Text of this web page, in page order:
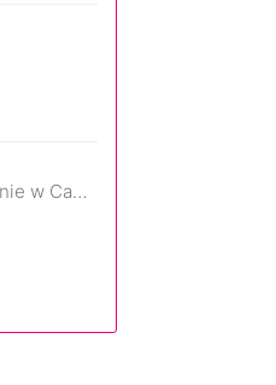
Miłość, śmierć i dojrzewanie w Camp Miasma